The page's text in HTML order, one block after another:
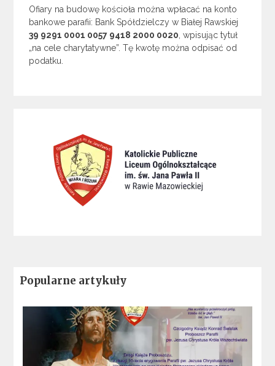
Ofiary na budowę kościoła można wpłacać na konto
bankowe parafii: Bank Spółdzielczy w Białej Rawskiej
39 9291 0001 0057 9418 2000 0020 , wpisując tytuł
„na cele charytatywne”. Tę kwotę można odpisać od
podatku.
Popularne artykuły